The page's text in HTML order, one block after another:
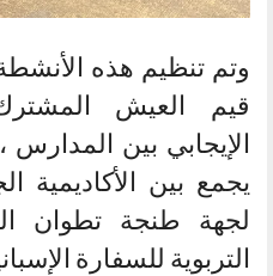
وتم تنظيم هذه
قيم العيش المشترك
الإيجابي بين
يجمع بين الأكاديمية
لجهة طنجة تطوان
التربوية للسفارة